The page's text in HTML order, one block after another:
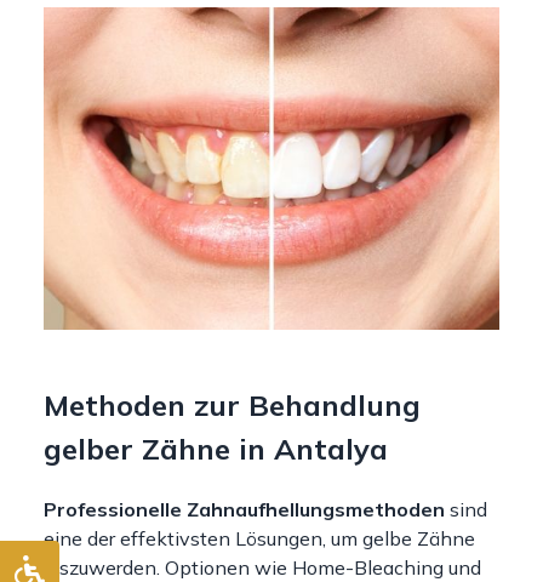
Methoden zur Behandlung
gelber Zähne in Antalya
Professionelle Zahnaufhellungsmethoden sind
eine der effektivsten Lösungen, um gelbe Zähne
loszuwerden. Optionen wie Home-Bleaching und